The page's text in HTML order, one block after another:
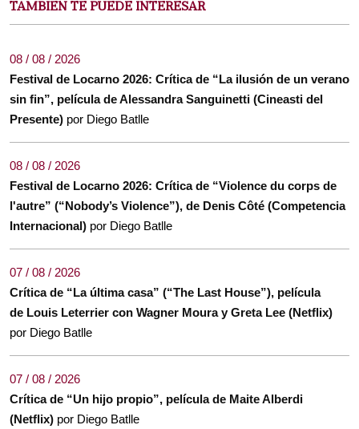
TAMBIEN TE PUEDE INTERESAR
08 / 08 / 2026
Festival de Locarno 2026: Crítica de “La ilusión de un verano
sin fin”, película de Alessandra Sanguinetti (Cineasti del
Presente) por Diego Batlle
08 / 08 / 2026
Festival de Locarno 2026: Crítica de “Violence du corps de
l'autre” (“Nobody’s Violence”), de Denis Côté (Competencia
Internacional) por Diego Batlle
07 / 08 / 2026
Crítica de “La última casa” (“The Last House”), película
de Louis Leterrier con Wagner Moura y Greta Lee (Netflix)
por Diego Batlle
07 / 08 / 2026
Crítica de “Un hijo propio”, película de Maite Alberdi
(Netflix) por Diego Batlle